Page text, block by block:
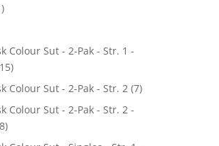
Colour Sut - 2-Pak - Str. 1 -
Colour Sut - 2-Pak - Str. 2 (7)
Colour Sut - 2-Pak - Str. 2 -